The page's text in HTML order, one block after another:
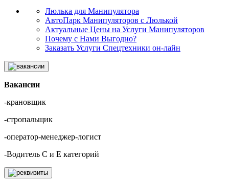
Люлька для Манипулятора
АвтоПарк Манипуляторов с Люлькой
Актуальные Цены на Услуги Манипуляторов
Почему с Нами Выгодно?
Заказать Услуги Спецтехники он-лайн
Вакансии
-крановщик
-стропальщик
-оператор-менеджер-логист
-Водитель С и Е категорий